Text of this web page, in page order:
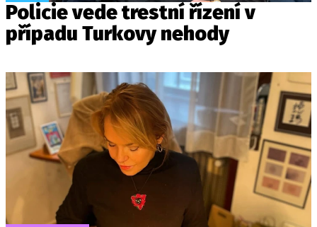
Policie vede trestní řízení v
případu Turkovy nehody